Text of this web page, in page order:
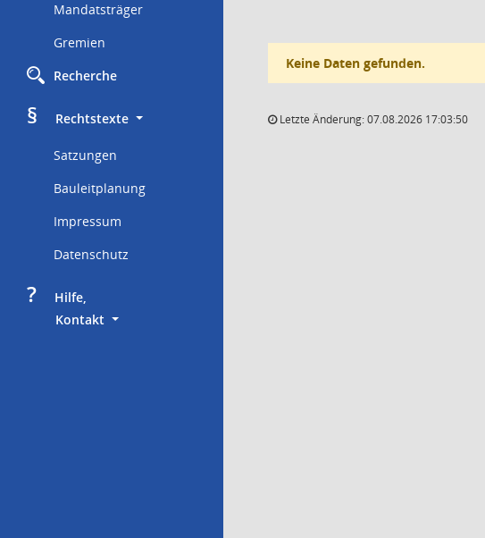
Mandatsträger
Gremien
Recherche
§
     Rechtstexte
Satzungen
Bauleitplanung
Impressum
Datenschutz
?
     Hilfe,
Kontakt
Keine Daten gefunden.
Letzte Änderung: 07.08.2026 17:03:50